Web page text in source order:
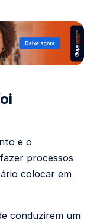
e o
processos
colocar em
conduzirem um